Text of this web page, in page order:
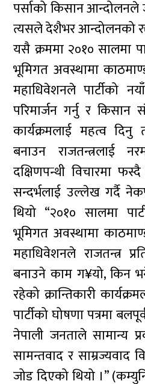
पर्साको किसान
त्यसले देशैभर आन्दोलनको
यसै क्रममा २०१० सालमा
भूमिगत अवस्थामा
महाधिवेशनले पार्टीको
परिमार्जन गर्नु र किसान
कार्यक्रमलाई महत्व दिनु
बनाउन राजतन्त्रलाई
दक्षिणपन्थी विचारमा
सन्दर्भलाई उल्लेख गर्दै
थियो “२०१० सालमा
भूमिगत अवस्थामा
महाधिवेशनले राजतन्त्र
बनाउने काम ग¥यो, किन भने
रहेको क्रान्तिकारी
पार्टीको घोषणा पत्रमा
नेपाली जनताले सामान्य
सामन्तवाद र साम्रज्यवाद
जोड दिएको थियो ।”